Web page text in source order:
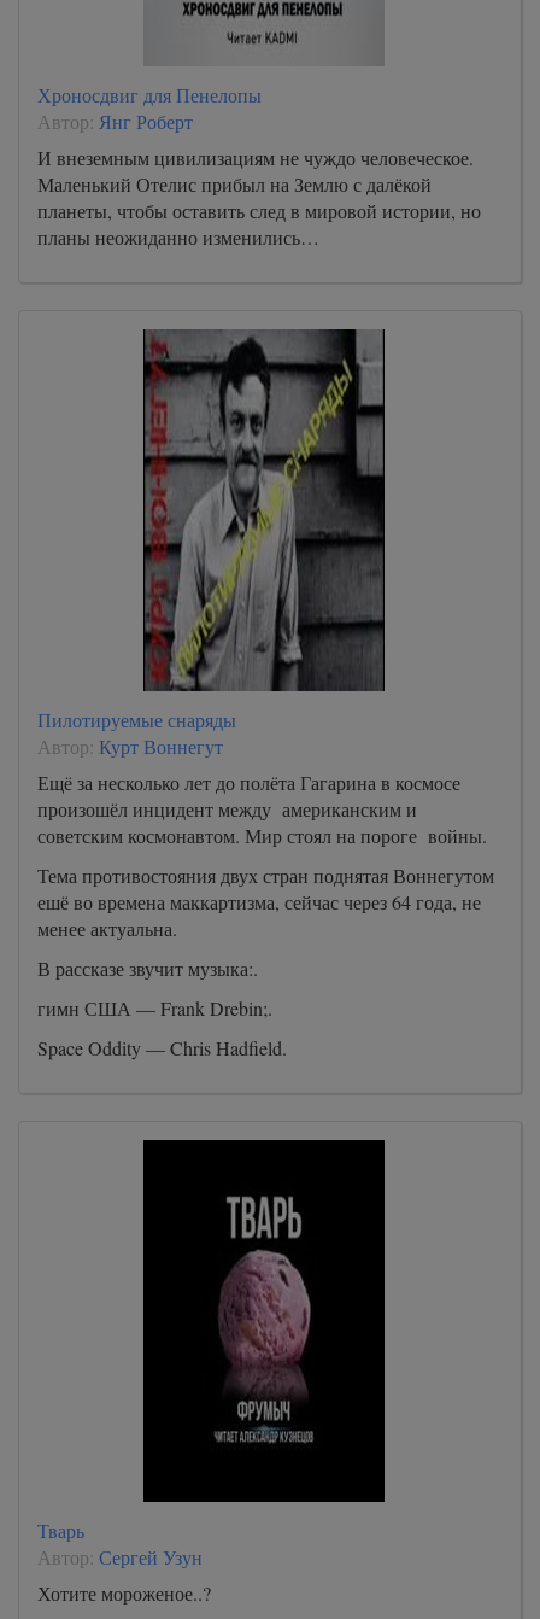
Хроносдвиг для Пенелопы
Автор: Янг Роберт
И внеземным цивилизациям не чуждо человеческое.
Маленький Отелис прибыл на Землю с далёкой
планеты, чтобы оставить след в мировой истории, но
планы неожиданно изменились…
Пилотируемые снаряды
Автор: Курт Воннегут
Ещё за несколько лет до полёта Гагарина в космосе
произошёл инцидент между американским и
советским космонавтом. Мир стоял на пороге войны.
Тема противостояния двух стран поднятая Воннегутом
ешё во времена маккартизма, сейчас через 64 года, не
менее актуальна.
В рассказе звучит музыка:.
гимн США — Frank Drebin;.
Space Oddity — Chris Hadfield.
Тварь
Автор: Сергей Узун
Хотите мороженое..?